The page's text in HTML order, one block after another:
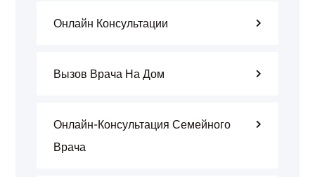
Онлайн Консультации
Вызов Врача На Дом
Онлайн-Консультация Семейного
Врача